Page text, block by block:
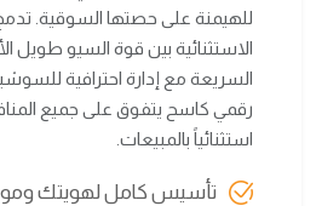
للهيمنة على حصتها السوقية.
الاستثنائية بين قوة السيو طويل
السريعة مع إدارة احترافية
رقمي كاسح يتفوق على جميع
استثنائياً بالمبيعات.
تأسيس كامل لهويتك